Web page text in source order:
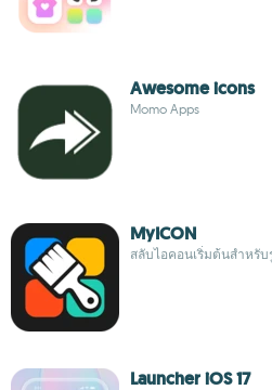
Awesome icons
Momo Apps
MyICON
สลับไอคอนเริ่มต้นสำหรั
Launcher iOS 17